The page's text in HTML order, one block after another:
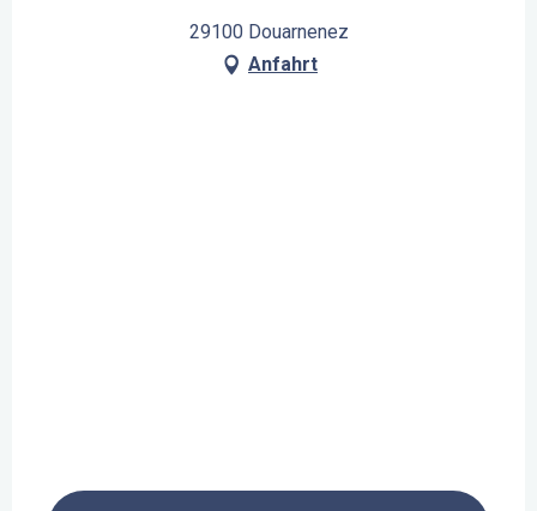
29100 Douarnenez
Anfahrt